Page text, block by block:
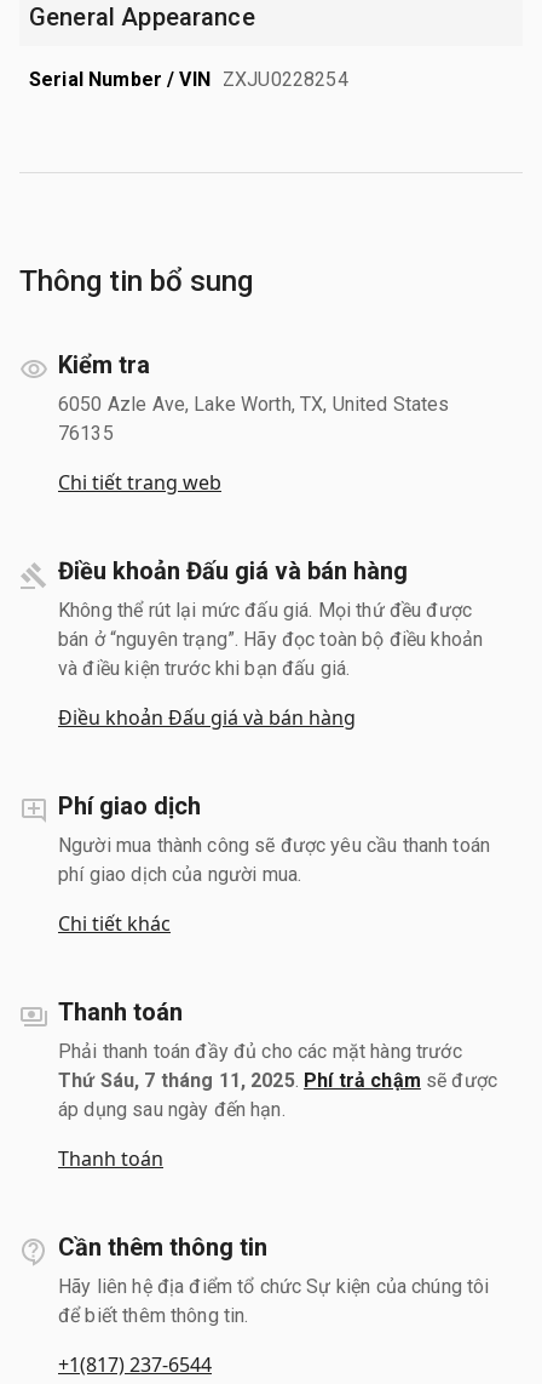
General Appearance
Serial Number / VIN ZXJU0228254
Thông tin bổ sung
Kiểm tra
6050 Azle Ave, Lake Worth, TX, United States
76135
Chi tiết trang web
Điều khoản Đấu giá và bán hàng
Không thể rút lại mức đấu giá. Mọi thứ đều được
bán ở “nguyên trạng”. Hãy đọc toàn bộ điều khoản
và điều kiện trước khi bạn đấu giá.
Điều khoản Đấu giá và bán hàng
Phí giao dịch
Người mua thành công sẽ được yêu cầu thanh toán
phí giao dịch của người mua.
Chi tiết khác
Thanh toán
Phải thanh toán đầy đủ cho các mặt hàng trước
Thứ Sáu, 7 tháng 11, 2025. Phí trả chậm sẽ được
áp dụng sau ngày đến hạn.
Thanh toán
Cần thêm thông tin
Hãy liên hệ địa điểm tổ chức Sự kiện của chúng tôi
để biết thêm thông tin.
+1(817) 237-6544